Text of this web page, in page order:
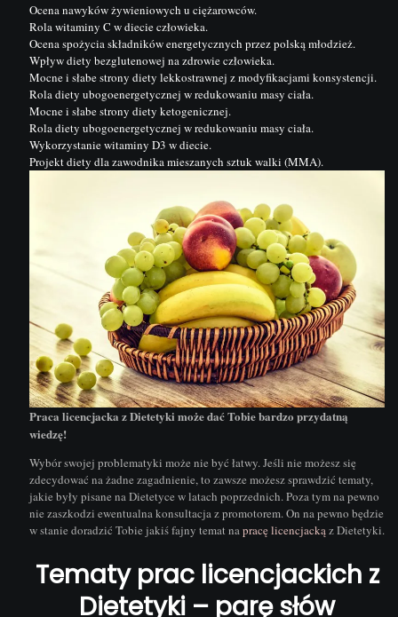
Ocena nawyków żywieniowych u ciężarowców.
Rola witaminy C w diecie człowieka.
Ocena spożycia składników energetycznych przez polską młodzież.
Wpływ diety bezglutenowej na zdrowie człowieka.
Mocne i słabe strony diety lekkostrawnej z modyfikacjami konsystencji.
Rola diety ubogoenergetycznej w redukowaniu masy ciała.
Mocne i słabe strony diety ketogenicznej.
Rola diety ubogoenergetycznej w redukowaniu masy ciała.
Wykorzystanie witaminy D3 w diecie.
Projekt diety dla zawodnika mieszanych sztuk walki (MMA).
Praca licencjacka z Dietetyki może dać Tobie bardzo przydatną
wiedzę!
Wybór swojej problematyki może nie być łatwy. Jeśli nie możesz się
zdecydować na żadne zagadnienie, to zawsze możesz sprawdzić tematy,
jakie były pisane na Dietetyce w latach poprzednich. Poza tym na pewno
nie zaszkodzi ewentualna konsultacja z promotorem. On na pewno będzie
w stanie doradzić Tobie jakiś fajny temat napracę licencjackąz Dietetyki.
Tematy prac licencjackich z
Dietetyki – parę słów